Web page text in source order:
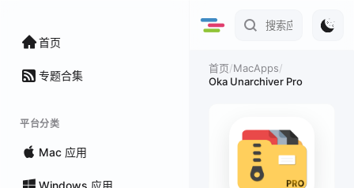
首页
专题合集
平台分类
Mac 应用
Windows 应用
首页/MacApps/
Oka Unarchiver Pro